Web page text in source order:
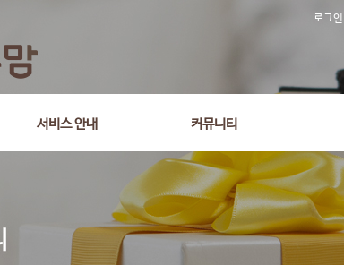
로그인
서비스 안내 커뮤니티